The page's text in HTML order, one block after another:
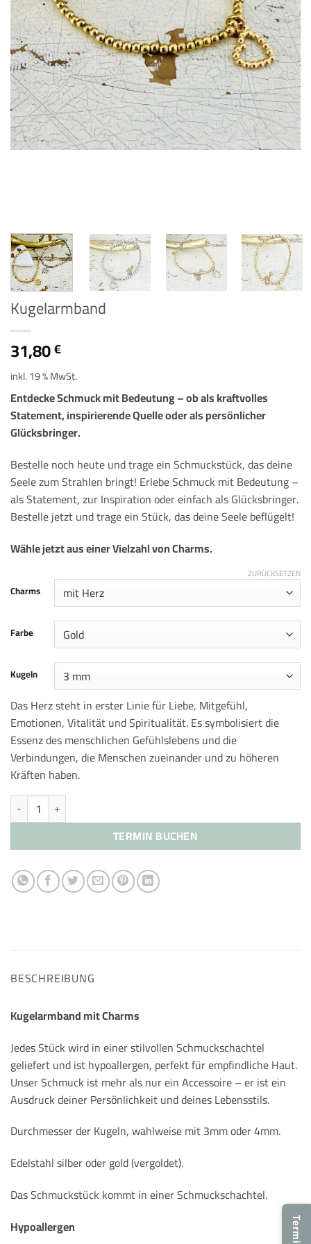
Kugelarmband
31,80€
inkl. 19 % MwSt.
Entdecke Schmuck mit Bedeutung – ob als kraftvolles
Statement, inspirierende Quelle oder als persönlicher
Glücksbringer.
Bestelle noch heute und trage ein Schmuckstück, das deine
Seele zum Strahlen bringt! Erlebe Schmuck mit Bedeutung –
als Statement, zur Inspiration oder einfach als Glücksbringer.
Bestelle jetzt und trage ein Stück, das deine Seele beflügelt!
Wähle jetzt aus einer Vielzahl von Charms.
Charms
Farbe
Kugeln
ZURÜCKSETZEN
Das Herz steht in erster Linie für Liebe, Mitgefühl,
Emotionen, Vitalität und Spiritualität. Es symbolisiert die
Essenz des menschlichen Gefühlslebens und die
Verbindungen, die Menschen zueinander und zu höheren
Kräften haben.
Kugelarmband Menge
TERMIN BUCHEN
BESCHREIBUNG
Kugelarmband mit Charms
Jedes Stück wird in einer stilvollen Schmuckschachtel
geliefert und ist hypoallergen, perfekt für empfindliche Haut.
Unser Schmuck ist mehr als nur ein Accessoire – er ist ein
Ausdruck deiner Persönlichkeit und deines Lebensstils.
Durchmesser der Kugeln, wahlweise mit 3mm oder 4mm.
Edelstahl silber oder gold (vergoldet).
Das Schmuckstück kommt in einer Schmuckschachtel.
Hypoallergen